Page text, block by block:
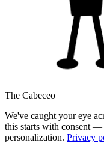
The Cabeceo
We've caught your eye
this starts with consent —
personalization. Privacy